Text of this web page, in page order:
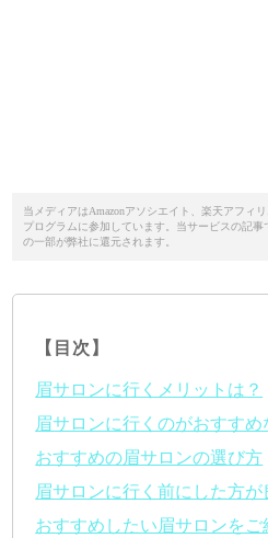
当メディアはAmazonアソシエイト、楽天アフィ
プログラムに参加しています。当サービスの記
の一部が弊社に還元されます。
【目次】
眉サロンに行くメリットは？
眉サロンに行くのがおすすめ
おすすめの眉サロンの選び方
眉サロンに行く前にした方が
おすすめしたい眉サロンをご